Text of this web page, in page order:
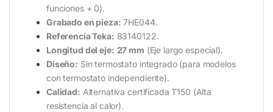
funciones + 0).
Grabado en pieza: 7HE044.
Referencia Teka: 83140122.
Longitud del eje: 27 mm (Eje largo especial).
Diseño: Sin termostato integrado (para modelos
con termostato independiente).
Calidad: Alternativa certificada T150 (Alta
resistencia al calor).